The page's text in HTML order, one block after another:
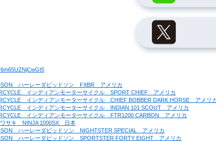
　ハーレーダビッドソン　FXBR　アメリカ
　インディアンモーターサイクル　SPORT CHIEF　アメリカ
　インディアンモーターサイクル　CHIEF BOBBER DARK HORSE　アメリ
　インディアンモーターサイクル　INDIAN 101 SCOUT　アメリカ
　インディアンモーターサイクル　FTR1200 CARBON　アメリカ
サキ　NINJA 1000SX　日本
　ハーレーダビッドソン　NIGHTSTER SPECIAL　アメリカ
　ハーレーダビッドソン　SPORTSTER FORTY EIGHT　アメリカ